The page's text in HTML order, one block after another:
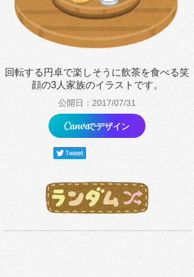
回転する円卓で楽しそうに飲茶を食べる笑
顔の3人家族のイラストです。
公開日：2017/07/31
でデザイン